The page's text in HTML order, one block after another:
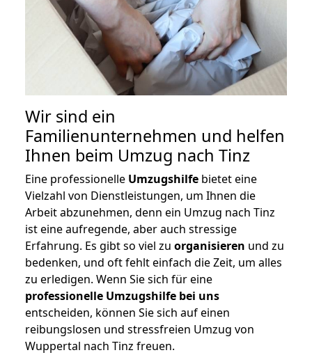
Wir sind ein
Familienunternehmen und helfen
Ihnen beim Umzug nach Tinz
Eine professionelle Umzugshilfe bietet eine
Vielzahl von Dienstleistungen, um Ihnen die
Arbeit abzunehmen, denn ein Umzug nach Tinz
ist eine aufregende, aber auch stressige
Erfahrung. Es gibt so viel zu organisieren und zu
bedenken, und oft fehlt einfach die Zeit, um alles
zu erledigen. Wenn Sie sich für eine
professionelle Umzugshilfe bei uns
entscheiden, können Sie sich auf einen
reibungslosen und stressfreien Umzug von
Wuppertal nach Tinz freuen.